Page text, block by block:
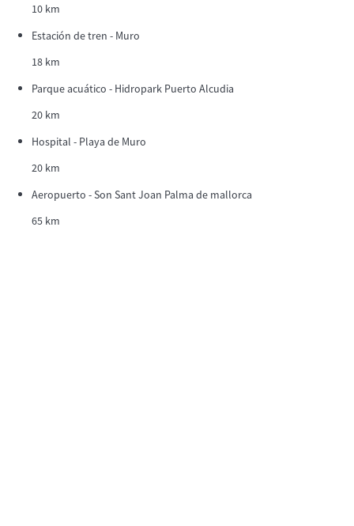
10 km
Estación de tren - Muro
18 km
Parque acuático - Hidropark Puerto Alcudia
20 km
Hospital - Playa de Muro
20 km
Aeropuerto - Son Sant Joan Palma de mallorca
65 km